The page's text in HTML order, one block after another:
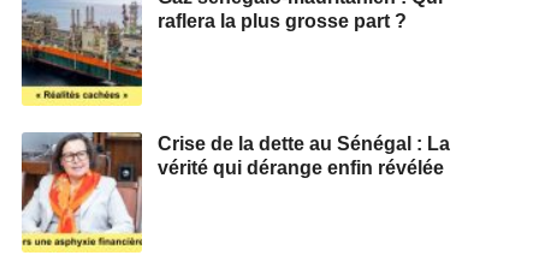
raflera la plus grosse part ?
Crise de la dette au Sénégal : La
vérité qui dérange enfin révélée